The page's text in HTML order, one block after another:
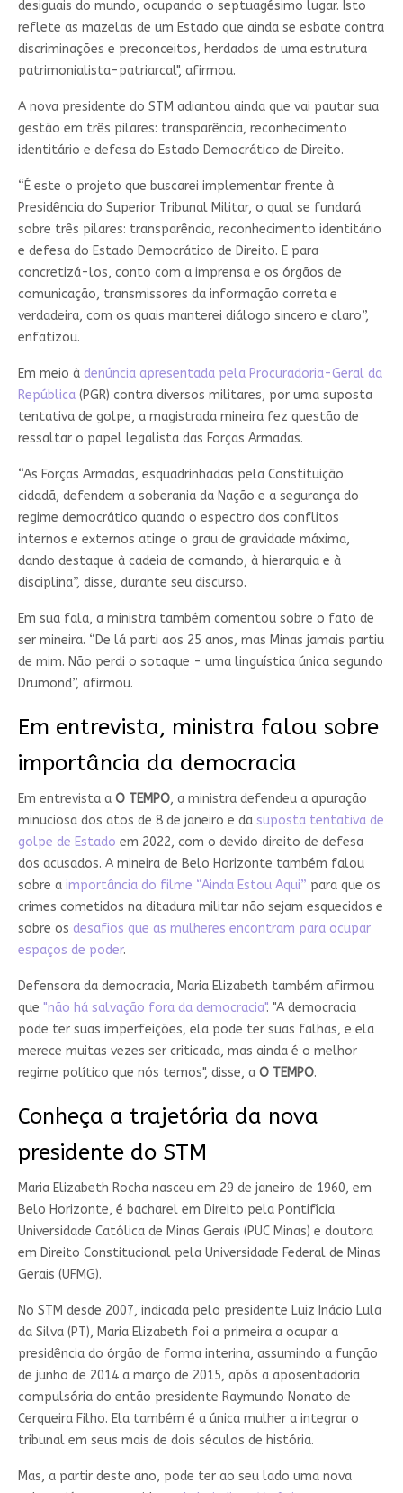
desiguais do mundo, ocupando o septuagésimo lugar. Isto
reflete as mazelas de um Estado que ainda se esbate contra
discriminações e preconceitos, herdados de uma estrutura
patrimonialista-patriarcal", afirmou.
A nova presidente do STM adiantou ainda que vai pautar sua
gestão em três pilares: transparência, reconhecimento
identitário e defesa do Estado Democrático de Direito.
“É este o projeto que buscarei implementar frente à
Presidência do Superior Tribunal Militar, o qual se fundará
sobre três pilares: transparência, reconhecimento identitário
e defesa do Estado Democrático de Direito. E para
concretizá-los, conto com a imprensa e os órgãos de
comunicação, transmissores da informação correta e
verdadeira, com os quais manterei diálogo sincero e claro”,
enfatizou.
Em meio à denúncia apresentada pela Procuradoria-Geral da
República (PGR) contra diversos militares, por uma suposta
tentativa de golpe, a magistrada mineira fez questão de
ressaltar o papel legalista das Forças Armadas.
“As Forças Armadas, esquadrinhadas pela Constituição
cidadã, defendem a soberania da Nação e a segurança do
regime democrático quando o espectro dos conflitos
internos e externos atinge o grau de gravidade máxima,
dando destaque à cadeia de comando, à hierarquia e à
disciplina”, disse, durante seu discurso.
Em sua fala, a ministra também comentou sobre o fato de
ser mineira. “De lá parti aos 25 anos, mas Minas jamais partiu
de mim. Não perdi o sotaque - uma linguística única segundo
Drumond”, afirmou.
Em entrevista, ministra falou sobre
importância da democracia
Em entrevista a O TEMPO, a ministra defendeu a apuração
minuciosa dos atos de 8 de janeiro e da suposta tentativa de
golpe de Estado em 2022, com o devido direito de defesa
dos acusados. A mineira de Belo Horizonte também falou
sobre a importância do filme “Ainda Estou Aqui” para que os
crimes cometidos na ditadura militar não sejam esquecidos e
sobre os desafios que as mulheres encontram para ocupar
espaços de poder.
Defensora da democracia, Maria Elizabeth também afirmou
que "não há salvação fora da democracia". "A democracia
pode ter suas imperfeições, ela pode ter suas falhas, e ela
merece muitas vezes ser criticada, mas ainda é o melhor
regime político que nós temos", disse, a O TEMPO.
Conheça a trajetória da nova
presidente do STM
Maria Elizabeth Rocha nasceu em 29 de janeiro de 1960, em
Belo Horizonte, é bacharel em Direito pela Pontifícia
Universidade Católica de Minas Gerais (PUC Minas) e doutora
em Direito Constitucional pela Universidade Federal de Minas
Gerais (UFMG).
No STM desde 2007, indicada pelo presidente Luiz Inácio Lula
da Silva (PT), Maria Elizabeth foi a primeira a ocupar a
presidência do órgão de forma interina, assumindo a função
de junho de 2014 a março de 2015, após a aposentadoria
compulsória do então presidente Raymundo Nonato de
Cerqueira Filho. Ela também é a única mulher a integrar o
tribunal em seus mais de dois séculos de história.
Mas, a partir deste ano, pode ter ao seu lado uma nova